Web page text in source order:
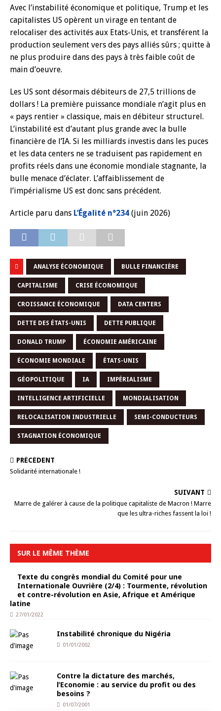
Avec l’instabilité économique et politique, Trump et les
capitalistes US opèrent un virage en tentant de
relocaliser des activités aux Etats-Unis, et transférent la
production seulement vers des pays alliés sûrs ; quitte à
ne plus produire dans des pays à très faible coût de
main d’oeuvre.
Les US sont désormais débiteurs de 27,5 trillions de
dollars ! La première puissance mondiale n’agit plus en
« pays rentier » classique, mais en débiteur structurel.
L’instabilité est d’autant plus grande avec la bulle
financière de l’IA. Si les milliards investis dans les puces
et les data centers ne se traduisent pas rapidement en
profits réels dans une économie mondiale stagnante, la
bulle menace d’éclater. L’affaiblissement de
l’impérialisme US est donc sans précédent.
Article paru dans L’Égalité n°234 (juin 2026)
ANALYSE ÉCONOMIQUE BULLE FINANCIÈRE
CAPITALISME CRISE ÉCONOMIQUE
CROISSANCE ÉCONOMIQUE DATA CENTERS
DETTE DES ÉTATS-UNIS DETTE PUBLIQUE
DONALD TRUMP ÉCONOMIE AMÉRICAINE
ÉCONOMIE MONDIALE ÉTATS-UNIS
GÉOPOLITIQUE IA IMPÉRIALISME
INTELLIGENCE ARTIFICIELLE MONDIALISATION
RELOCALISATION INDUSTRIELLE SEMI-CONDUCTEURS
STAGNATION ÉCONOMIQUE
PRÉCÉDENT
Solidarité internationale !
SUIVANT
Marre de galérer à cause de la politique capitaliste de Macron ! Marre
que les ultra-riches fassent la loi !
SUR LE MÊME THÈME
Texte du congrès mondial du Comité pour une
Internationale Ouvrière (2/4) : Tourmente, révolution
et contre-révolution en Asie, Afrique et Amérique
latine
27/01/2022
Instabilité chronique du Nigéria
01/01/2002
Contre la dictature des marchés,
l’Economie : au service du profit ou des
besoins ?
01/07/2001